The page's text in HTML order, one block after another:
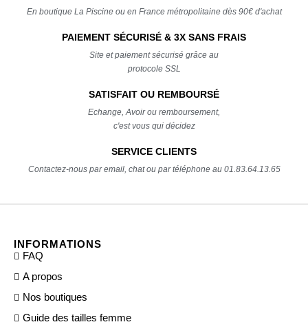
En boutique La Piscine ou en France métropolitaine dès 90€ d'achat
PAIEMENT SÉCURISÉ & 3X SANS FRAIS
Site et paiement sécurisé grâce au
protocole SSL
SATISFAIT OU REMBOURSÉ
Echange, Avoir ou remboursement,
c'est vous qui décidez
SERVICE CLIENTS
Contactez-nous par email, chat ou par téléphone au 01.83.64.13.65
INFORMATIONS
FAQ
A propos
Nos boutiques
Guide des tailles femme